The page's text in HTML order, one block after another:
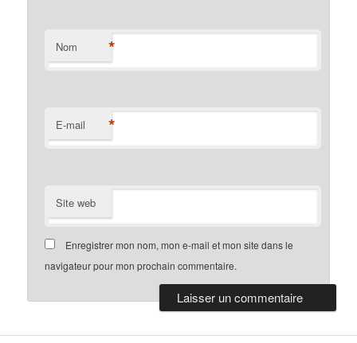
Nom *
E-mail *
Site web
Enregistrer mon nom, mon e-mail et mon site dans le
navigateur pour mon prochain commentaire.